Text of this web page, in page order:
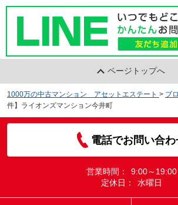
ページトップへ
1000万の中古マンション アセットエステート > ブ
件】ライオンズマンション今井町
電話でお問い合わ
営業時間：
9:00～19:00
定休日：
水曜日